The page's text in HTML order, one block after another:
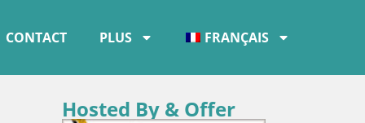
CONTACT PLUS FRANÇAIS
Hosted By & Offer